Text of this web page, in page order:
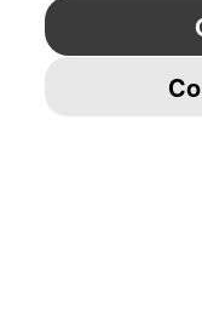
YouTube Twitter